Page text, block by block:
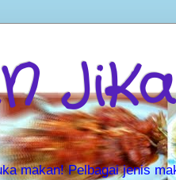
makan! Pelbagai jenis